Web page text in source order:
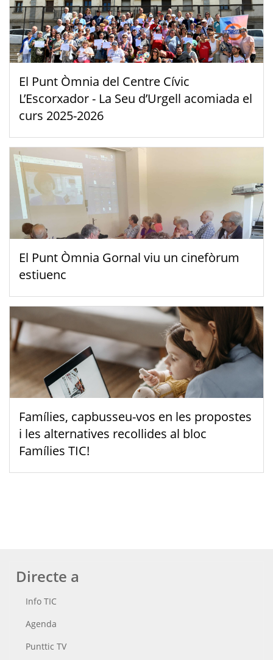
El Punt Òmnia del Centre Cívic
L’Escorxador - La Seu d’Urgell acomiada el
curs 2025-2026
El Punt Òmnia Gornal viu un cinefòrum
estiuenc
Famílies, capbusseu-vos en les propostes
i les alternatives recollides al bloc
Famílies TIC!
Directe a
Info TIC
Agenda
Punttic TV